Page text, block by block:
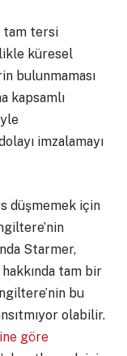
tam tersi
küresel
bulunmaması
kapsamlı
imzalamayı
düşmemek için
Starmer,
tam bir
bu
olabilir.
göre